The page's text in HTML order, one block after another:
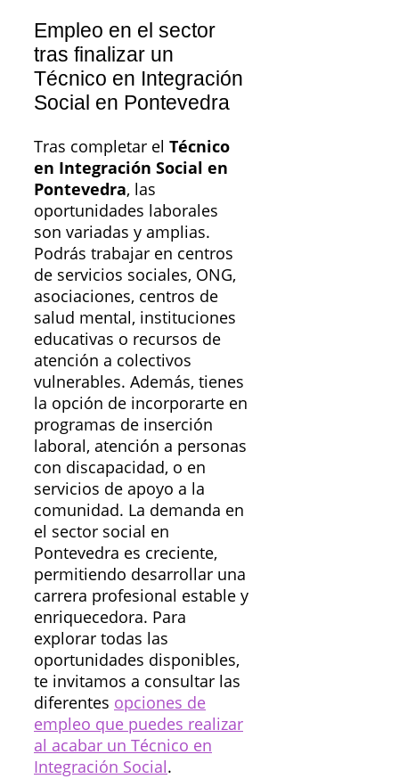
Empleo en el sector
tras finalizar un
Técnico en Integración
Social en Pontevedra
Tras completar el Técnico
en Integración Social en
Pontevedra, las
oportunidades laborales
son variadas y amplias.
Podrás trabajar en centros
de servicios sociales, ONG,
asociaciones, centros de
salud mental, instituciones
educativas o recursos de
atención a colectivos
vulnerables. Además, tienes
la opción de incorporarte en
programas de inserción
laboral, atención a personas
con discapacidad, o en
servicios de apoyo a la
comunidad. La demanda en
el sector social en
Pontevedra es creciente,
permitiendo desarrollar una
carrera profesional estable y
enriquecedora. Para
explorar todas las
oportunidades disponibles,
te invitamos a consultar las
diferentes opciones de
empleo que puedes realizar
al acabar un Técnico en
Integración Social.